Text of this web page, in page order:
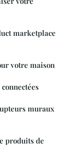
marketplace
votre maison
muraux
produits de